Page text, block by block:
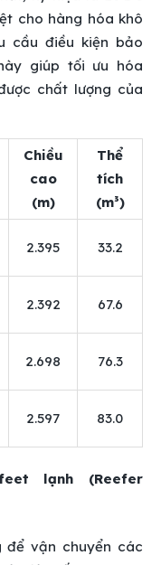
cho hàng hóa khô
cầu điều kiện bảo
giúp tối ưu hóa
chất lượng của
Chiều
cao
(m)
Thể
tích
(m³)
2.395 33.2
2.392 67.6
2.698 76.3
2.597 83.0
lạnh (Reefer
để vận chuyển các